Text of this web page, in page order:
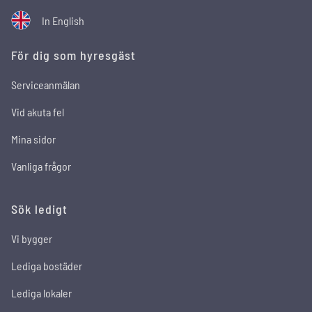
In English
För dig som hyresgäst
Serviceanmälan
Vid akuta fel
Mina sidor
Vanliga frågor
Sök ledigt
Vi bygger
Lediga bostäder
Lediga lokaler